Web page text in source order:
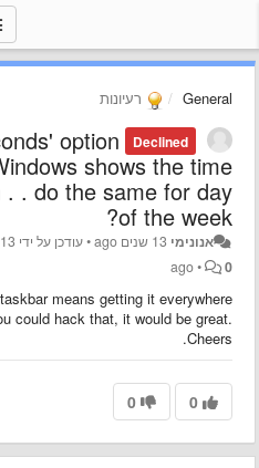
General רעיונות
Declined
option
shows the time
. do the same for day
of the week?
אנונימי 13 שנים ago •עודכן על ידי
ago• 0
means getting it everywhere
could hack that, it would be great.
Cheers.
0
0